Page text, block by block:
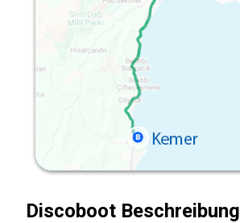
Discoboot Beschreibung